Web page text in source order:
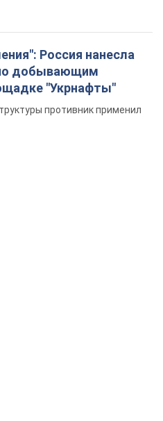
Россия нанесла
добывающим
"Укрнафты"
противник применил